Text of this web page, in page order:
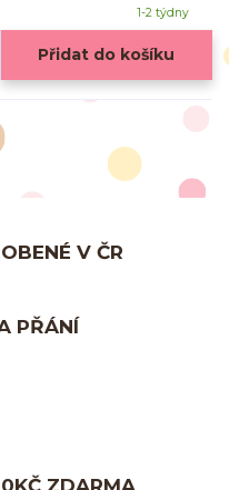
1-2 týdny
Přidat do košíku
V ČR
PŘÁNÍ
ZDARMA